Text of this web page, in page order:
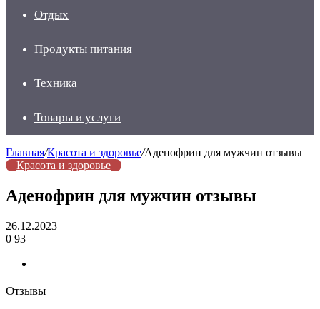
Отдых
Продукты питания
Техника
Товары и услуги
Главная/Красота и здоровье/Аденофрин для мужчин отзывы
Красота и здоровье
Аденофрин для мужчин отзывы
26.12.2023
0 93
Отзывы